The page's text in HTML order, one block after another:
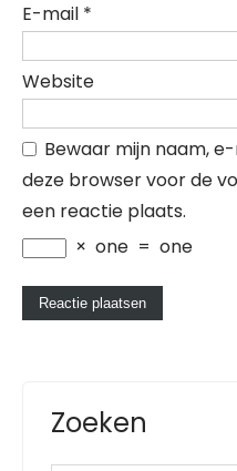
E-mail *
Website
Bewaar mijn naam,
deze browser voor de
een reactie plaats.
× one = one
Zoeken